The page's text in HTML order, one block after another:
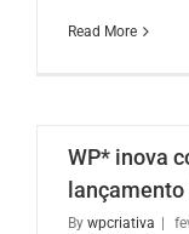
Read More
WP* inova
By wpcriativa |